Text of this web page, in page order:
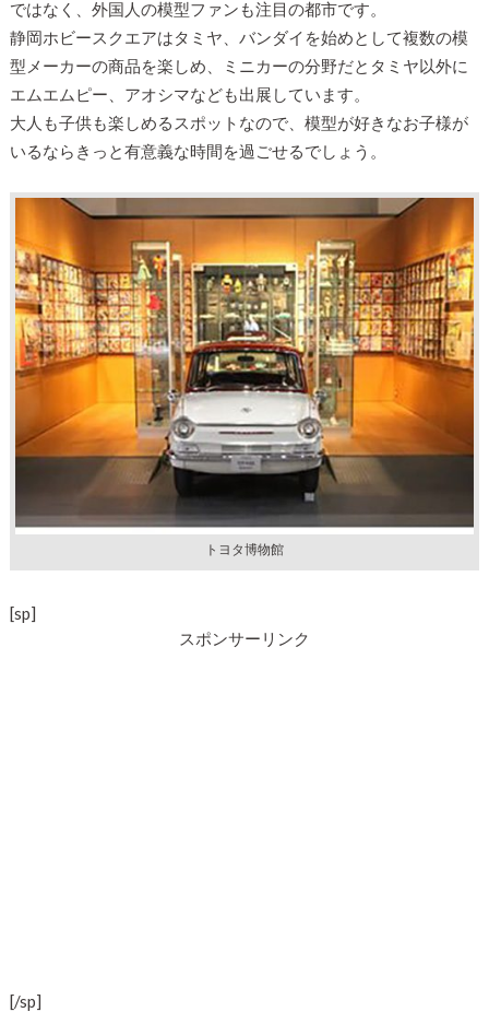
ではなく、外国人の模型ファンも注目の都市です。
静岡ホビースクエアはタミヤ、バンダイを始めとして複数の模
型メーカーの商品を楽しめ、ミニカーの分野だとタミヤ以外に
エムエムピー、アオシマなども出展しています。
大人も子供も楽しめるスポットなので、模型が好きなお子様が
いるならきっと有意義な時間を過ごせるでしょう。
トヨタ博物館
[sp]
スポンサーリンク
[/sp]